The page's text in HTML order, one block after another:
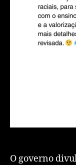
O governo